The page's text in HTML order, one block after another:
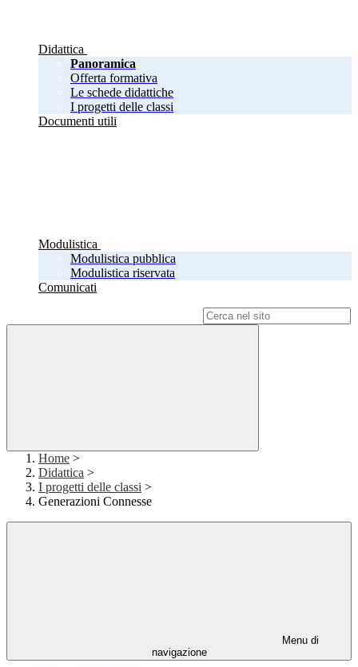
Didattica
Panoramica
Offerta formativa
Le schede didattiche
I progetti delle classi
Documenti utili
Modulistica
Modulistica pubblica
Modulistica riservata
Comunicati
Home >
Didattica >
I progetti delle classi >
Generazioni Connesse
Menu di
navigazione